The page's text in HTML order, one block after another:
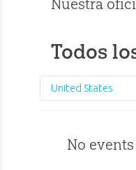
Nuestra
Todos
United States
No